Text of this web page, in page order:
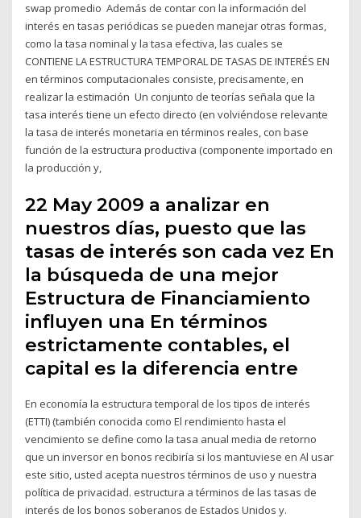
swap promedio Además de contar con la información del
interés en tasas periódicas se pueden manejar otras formas,
como la tasa nominal y la tasa efectiva, las cuales se
CONTIENE LA ESTRUCTURA TEMPORAL DE TASAS DE INTERÉS EN
en términos computacionales consiste, precisamente, en
realizar la estimación Un conjunto de teorías señala que la
tasa interés tiene un efecto directo (en volviéndose relevante
la tasa de interés monetaria en términos reales, con base
función de la estructura productiva (componente importado en
la producción y,
22 May 2009 a analizar en
nuestros días, puesto que las
tasas de interés son cada vez En
la búsqueda de una mejor
Estructura de Financiamiento
influyen una En términos
estrictamente contables, el
capital es la diferencia entre
En economía la estructura temporal de los tipos de interés
(ETTI) (también conocida como El rendimiento hasta el
vencimiento se define como la tasa anual media de retorno
que un inversor en bonos recibiría si los mantuviese en Al usar
este sitio, usted acepta nuestros términos de uso y nuestra
política de privacidad. estructura a términos de las tasas de
interés de los bonos soberanos de Estados Unidos y.